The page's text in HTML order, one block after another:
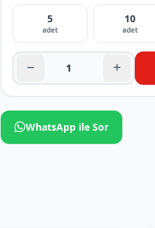
5
adet
10
adet
WhatsApp ile Sor